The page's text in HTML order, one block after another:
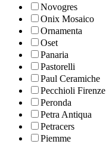
Novogres
Onix Mosaico
Ornamenta
Oset
Panaria
Pastorelli
Paul Ceramiche
Pecchioli Firenze
Peronda
Petra Antiqua
Petracers
Piemme